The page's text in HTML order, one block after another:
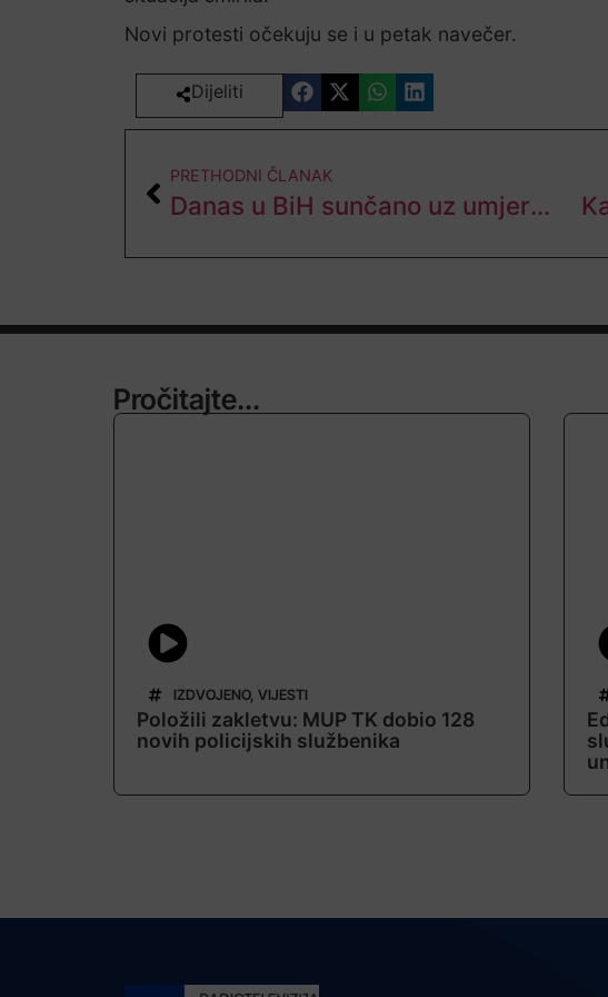
Novi protesti očekuju se i u petak navečer.
Dijeliti
PRETHODNI ČLANAK
Danas u BiH sunčano uz umjerenu oblačnost, temperature od 30 do 36, na jugu do 38 stepeni
Pročitajte...
IZDVOJENO, VIJESTI
Položili zakletvu: MUP TK dobio 128
novih policijskih službenika